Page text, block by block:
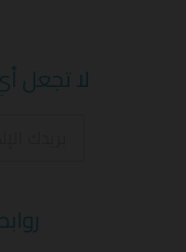
لا تجعل